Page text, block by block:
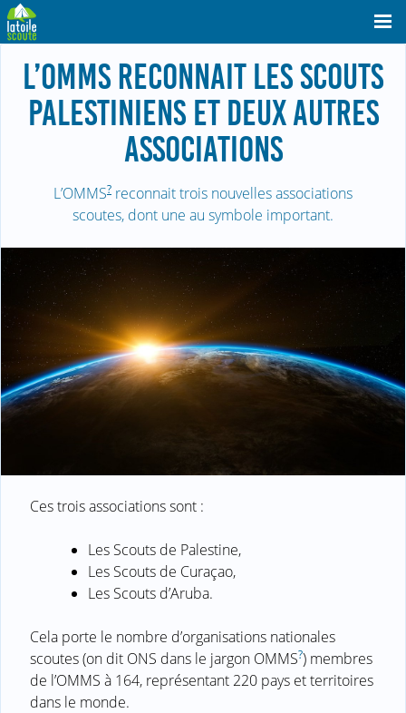
L’OMMS RECONNAIT LES SCOUTS
PALESTINIENS ET DEUX AUTRES
ASSOCIATIONS
L’OMMS? reconnait trois nouvelles associations
scoutes, dont une au symbole important.
Ces trois associations sont :
Les Scouts de Palestine,
Les Scouts de Curaçao,
Les Scouts d’Aruba.
Cela porte le nombre d’organisations nationales
scoutes (on dit ONS dans le jargon OMMS?) membres
de l’OMMS à 164, représentant 220 pays et territoires
dans le monde.